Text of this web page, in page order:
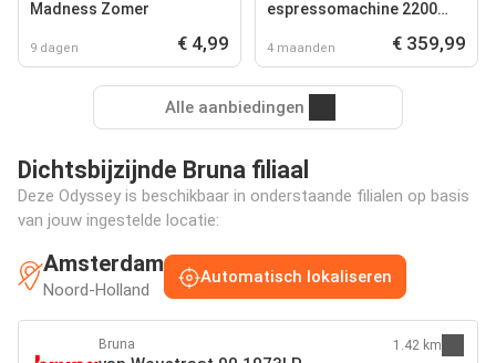
Madness Zomer
9 dagen € 4,99
espressomachine 2200
4 maanden € 359,99
Alle aanbiedingen
Dichtsbijzijnde Bruna filiaal
Deze Odyssey is beschikbaar in onderstaande filialen op basis
van jouw ingestelde locatie:
Amsterdam
Noord-Holland
Automatisch lokaliseren
Bruna 1.42 km